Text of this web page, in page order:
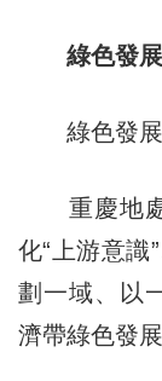
綠色發展
綠色發展
重慶地處
化“上游意識
劃一域、以
濟帶綠色發